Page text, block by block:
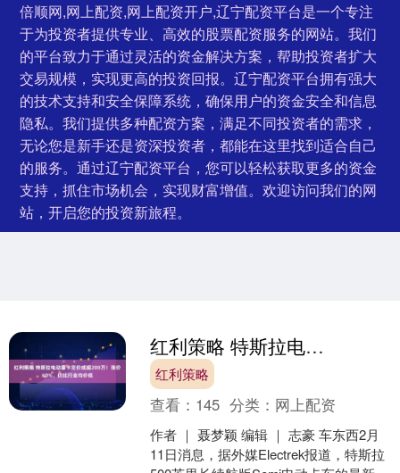
倍顺网,网上配资,网上配资开户,辽宁配资平台是一个专注
于为投资者提供专业、高效的股票配资服务的网站。我们
的平台致力于通过灵活的资金解决方案，帮助投资者扩大
交易规模，实现更高的投资回报。辽宁配资平台拥有强大
的技术支持和安全保障系统，确保用户的资金安全和信息
隐私。我们提供多种配资方案，满足不同投资者的需求，
无论您是新手还是资深投资者，都能在这里找到适合自己
的服务。通过辽宁配资平台，您可以轻松获取更多的资金
支持，抓住市场机会，实现财富增值。欢迎访问我们的网
站，开启您的投资新旅程。
红利策略 特斯拉电动重卡定价或超200万！涨价60%，仍比行业均价低
红利策略
查看： 145 分类： 网上配资
作者 ｜ 聂梦颖 编辑 ｜ 志豪 车东西2月
11日消息，据外媒Electrek报道，特斯拉